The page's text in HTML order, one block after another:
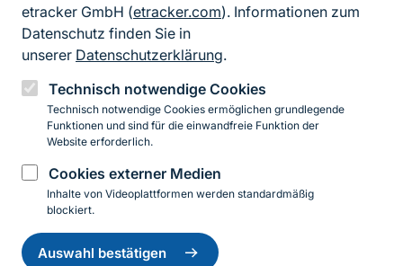
etracker GmbH (etracker.com). Informationen zum
Datenschutz finden Sie in
unserer Datenschutzerklärung.
Technisch notwendige Cookies
Technisch notwendige Cookies ermöglichen grundlegende
Funktionen und sind für die einwandfreie Funktion der
Website erforderlich.
Cookies externer Medien
Inhalte von Videoplattformen werden standardmäßig
blockiert.
Auswahl bestätigen
Einwilligung
zurückziehen
Kontaktformular
Erklärung zur Barrierefreiheit
Impressum
Datenschutz
InstagramFacebookYouTubeLinkedIn
© 2026 Bundesamt für Naturschutz